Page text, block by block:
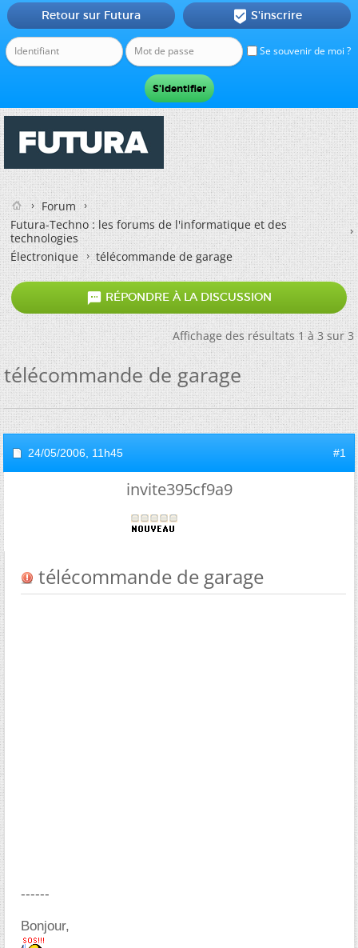
Se souvenir de moi ?
Retour sur Futura  S'inscrire
Forum
Futura-Techno : les forums de l'informatique et des
technologies
Électronique
télécommande de garage
 RÉPONDRE À LA DISCUSSION
Affichage des résultats 1 à 3 sur 3
télécommande de garage
24/05/2006, 11h45 #1
invite395cf9a9
télécommande de garage
------
Bonjour,